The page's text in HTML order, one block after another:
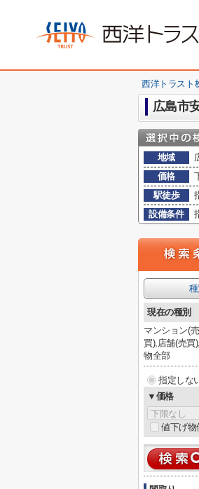
西洋トラスト
広島市
地域
価格
駅徒歩
設備条件
現在の種別
マンション(
買),店舗(売買
物全部
指定しな
▼価格
値下げ物